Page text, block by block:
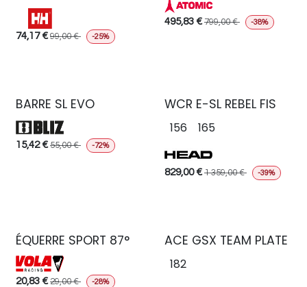
74,17€ 99,00€ -25%
495,83€ 799,00€ -38%
BARRE SL EVO
15,42€ 55,00€ -72%
WCR E-SL REBEL FIS
156 165
829,00€ 1 359,00€ -39%
ÉQUERRE SPORT 87°
20,83 € 29,00€ -28%
ACE GSX TEAM PLATE
182